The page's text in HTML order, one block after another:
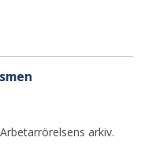
arkiv.